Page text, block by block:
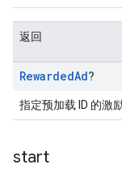
返回
RewardedAd?
指定预加载 ID 的激
start